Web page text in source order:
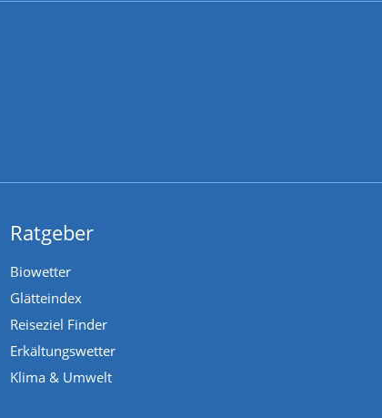
Ratgeber
Biowetter
Glätteindex
Reiseziel Finder
Erkältungswetter
Klima & Umwelt